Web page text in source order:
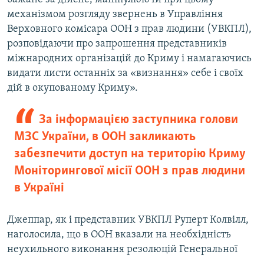
механізмом розгляду звернень в Управління
Верховного комісара ООН з прав людини (УВКПЛ),
розповідаючи про запрошення представників
міжнародних організацій до Криму і намагаючись
видати листи останніх за «визнання» себе і своїх
дій в окупованому Криму».
За інформацією заступника голови
МЗС України, в ООН закликають
забезпечити доступ на територію Криму
Моніторингової місії ООН з прав людини
в Україні
Джеппар, як і представник УВКПЛ Руперт Колвілл,
наголосила, що в ООН вказали на необхідність
неухильного виконання резолюцій Генеральної